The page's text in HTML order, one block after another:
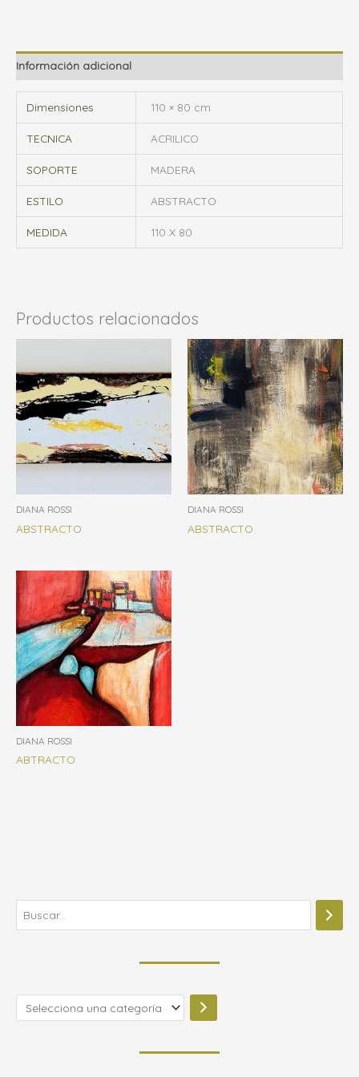
Información adicional
Dimensiones 110 × 80 cm
TECNICA ACRILICO
SOPORTE MADERA
ESTILO ABSTRACTO
MEDIDA 110 X 80
Productos relacionados
DIANA ROSSI
ABSTRACTO
DIANA ROSSI
ABSTRACTO
DIANA ROSSI
ABTRACTO